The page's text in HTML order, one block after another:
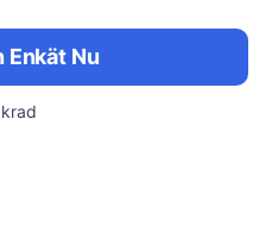
Enkät Nu